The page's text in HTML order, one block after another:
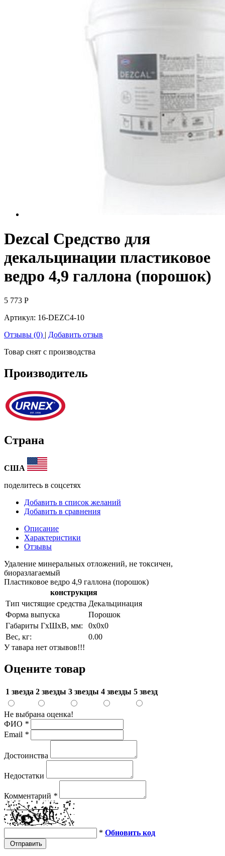
Dezcal Средство для
декальцинации пластиковое
ведро 4,9 галлона (порошок)
5 773 Р
Артикул: 16-DEZC4-10
Отзывы (0) | Добавить отзыв
Товар снят с производства
Производитель
Страна
США
поделитесь в соцсетях
Добавить в список желаний
Добавить в сравнения
Описание
Характеристики
Отзывы
Удаление минеральных отложений, не токсичен,
биоразлагаемый
Пластиковое ведро 4,9 галлона (порошок)
конструкция
Тип чистящие средства Декальцинация
Форма выпуска
Порошок
Габариты ГхШхВ, мм:
0х0х0
Вес, кг:
0.00
У тавара нет отзывов!!!
Оцените товар
1 звезда 2 звезды 3 звезды 4 звезды 5 звезд
Не выбрана оценка!
ФИО *
Email *
Достоинства
Недостатки
Комментарий *
* Обновить код
Отправить